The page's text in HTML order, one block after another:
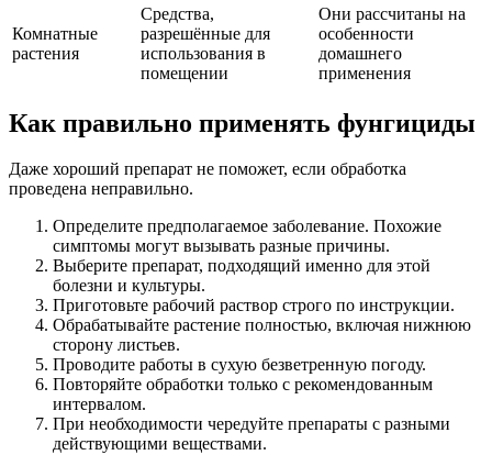
Комнатные
растения
Средства,
разрешённые для
использования в
помещении
Они рассчитаны на
особенности
домашнего
применения
Как правильно применять фунгициды
Даже хороший препарат не поможет, если обработка
проведена неправильно.
Определите предполагаемое заболевание. Похожие
симптомы могут вызывать разные причины.
Выберите препарат, подходящий именно для этой
болезни и культуры.
Приготовьте рабочий раствор строго по инструкции.
Обрабатывайте растение полностью, включая нижнюю
сторону листьев.
Проводите работы в сухую безветренную погоду.
Повторяйте обработки только с рекомендованным
интервалом.
При необходимости чередуйте препараты с разными
действующими веществами.